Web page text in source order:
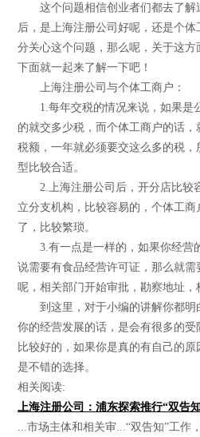
这个问题相信创业者们都去了解
后，是上海注册公司好呢，还是个
分关心这个问题，那么呢，关于这方
下面就一起来了解一下吧！
上海注册公司与个体工商户：
1.每年交税的情况来说，如果是
的就交多少税，而个体工商户的话
税额，一年就必须要交这么多的税
型比较合适。
2.上海注册公司后，开分店比较
立分支机构，比较容易的，个体工
了，比较繁琐。
3.有一点是一样的，如果你经营
说需要有食品经营许可证，那么就
呢，相关部门开始审批，勘察地址，
到这里，对于小编的讲解你都明
你的经营发展的话，是会有很多的
比较好的，如果你是真的有自己的
是不错的选择。
相关阅读:
上海注册公司：浦东探索推行“双告
...市场主体和相关审...“双告知”工作